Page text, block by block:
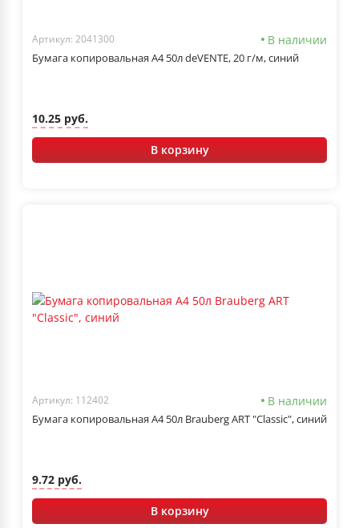
Артикул: 2041300 В наличии
Бумага копировальная А4 50л deVENTE, 20 г/м, синий
10.25 руб.
В корзину
Артикул: 112402 В наличии
Бумага копировальная А4 50л Brauberg ART "Classic", синий
9.72 руб.
В корзину